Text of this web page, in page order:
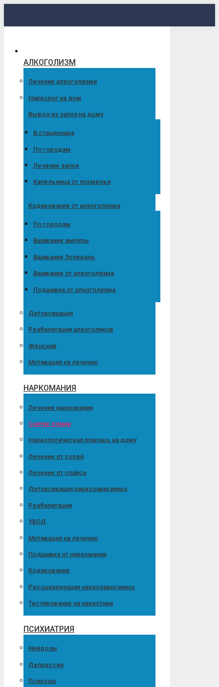
АЛКОГОЛИЗМ
Лечение алкоголизма
Нарколог на дом
Вывод из запоя на дому
В стационаре
По городам
Лечение запоя
Капельница от похмелья
Кодирование от алкоголизма
По городам
Вшивание ампулы
Вшивание Эспераль
Вшивание от алкоголизма
Подшивка от алкоголизма
Детоксикация
Реабилитация алкоголиков
Женский
Мотивация на лечение
НАРКОМАНИЯ
Лечение наркомании
Снятие ломки
Наркологическая помощь на дому
Лечение от солей
Лечение от спайса
Детоксикация наркозависимых
Реабилитация
УБОД
Мотивация на лечение
Подшивка от наркомании
Кодирование
Ресоциализация наркозависимых
Тестирование на наркотики
ПСИХИАТРИЯ
Неврозы
Депрессия
Психозы